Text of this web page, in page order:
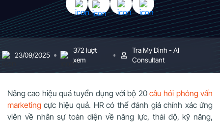
23/09/2025
372 lượt
xem
Tra My Dinh - AI
Consultant
Nâng cao hiệu quả tuyển dụng với bộ 20 câu hỏi phỏng vấn
marketing cực hiệu quả. HR có thể đánh giá chính xác ứng
viên về nhân sự toàn diện về năng lực, thái độ, kỹ năng,